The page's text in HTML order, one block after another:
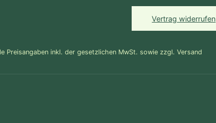
Vertrag widerrufen
Preisangaben inkl. der gesetzlichen MwSt. sowie zzgl. Versand